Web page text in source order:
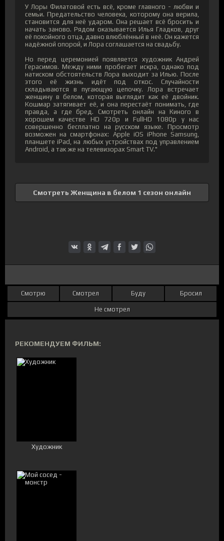
У Лоры Филатовой есть всё, кроме главного - любви и
семьи. Предательство человека, которому она верила,
становится для неё ударом. Она решает всё бросить и
начать заново. Рядом оказывается Илья Гладков, друг
её покойного отца, давно влюблённый в неё. Он кажется
надёжной опорой, и Лора соглашается на свадьбу.
Но перед церемонией появляется художник Андрей
Герасимов. Между ними пробегает искра, однако под
натиском обстоятельств Лора выходит за Илью. После
этого её жизнь идёт под откос. Случайности
складываются в пугающую цепочку. Лора встречает
женщину в белом, которая выглядит как её двойник.
Кошмар затягивает её, и она перестаёт понимать, где
правда, а где бред. Смотреть онлайн на Киного в
хорошем качестве HD 720p и FullHD 1080p у нас
совершенно бесплатно на русском языке. Просмотр
возможен на смартфонах: Apple iOS iPhone Samsung,
планшете iPad, на любых устройствах под управлением
Android, а так же на телевизорах Smart TV."
Смотреть Женщина в белом 1 сезон онлайн
Смотрю Смотрел Буду Бросил
Не смотрел
РЕКОМЕНДУЕМ ФИЛЬМ:
Художник